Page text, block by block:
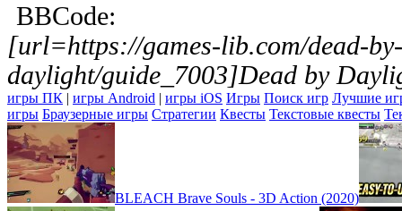
BBCode:
[url=https://games-lib.com/dead-by-
daylight/guide_7003]Dead by
игры ПК | игры Android | игры iOS Игры Поиск игр Лучшие
игры Браузерные игры Стратегии Квесты Текстовые квесты
BLEACH Brave Souls - 3D Action (2020)